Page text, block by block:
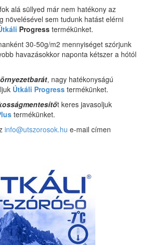
alá süllyed már nem hatékony az
növelésével sem tudunk hatást elérni
Progress termékünket.
30-50g/m2 mennyiséget szórjunk
havazásokkor naponta kétszer a hótól
, nagy hatékonyságú
Útkáli Progress termékünket.
t keres javasoljuk
termékünket.
info@utszorosok.hu e-mail címen